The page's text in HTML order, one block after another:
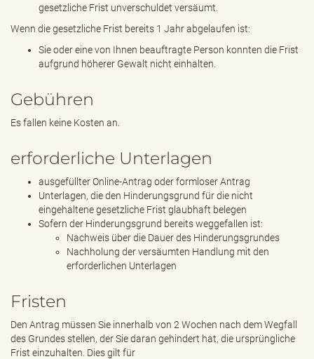
gesetzliche Frist unverschuldet versäumt.
Wenn die gesetzliche Frist bereits 1 Jahr abgelaufen ist:
Sie oder eine von Ihnen beauftragte Person konnten die Frist
aufgrund höherer Gewalt nicht einhalten.
Gebühren
Es fallen keine Kosten an.
erforderliche Unterlagen
ausgefüllter Online-Antrag oder formloser Antrag
Unterlagen, die den Hinderungsgrund für die nicht
eingehaltene gesetzliche Frist glaubhaft belegen
Sofern der Hinderungsgrund bereits weggefallen ist:
Nachweis über die Dauer des Hinderungsgrundes
Nachholung der versäumten Handlung mit den
erforderlichen Unterlagen
Fristen
Den Antrag müssen Sie innerhalb von 2 Wochen nach dem Wegfall
des Grundes stellen, der Sie daran gehindert hat, die ursprüngliche
Frist einzuhalten. Dies gilt für